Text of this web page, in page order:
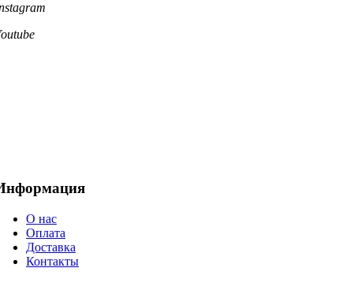
О нас
Оплата
Доставка
Контакты